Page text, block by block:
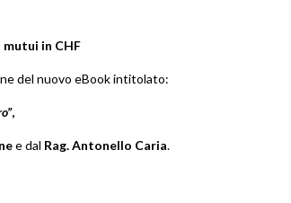
in CHF
del nuovo eBook intitolato:
,
e dal Rag. Antonello Caria.